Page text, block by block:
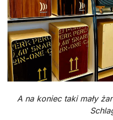
A na koniec taki mały